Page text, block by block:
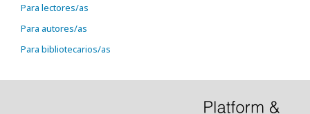
Para lectores/as
Para autores/as
Para bibliotecarios/as